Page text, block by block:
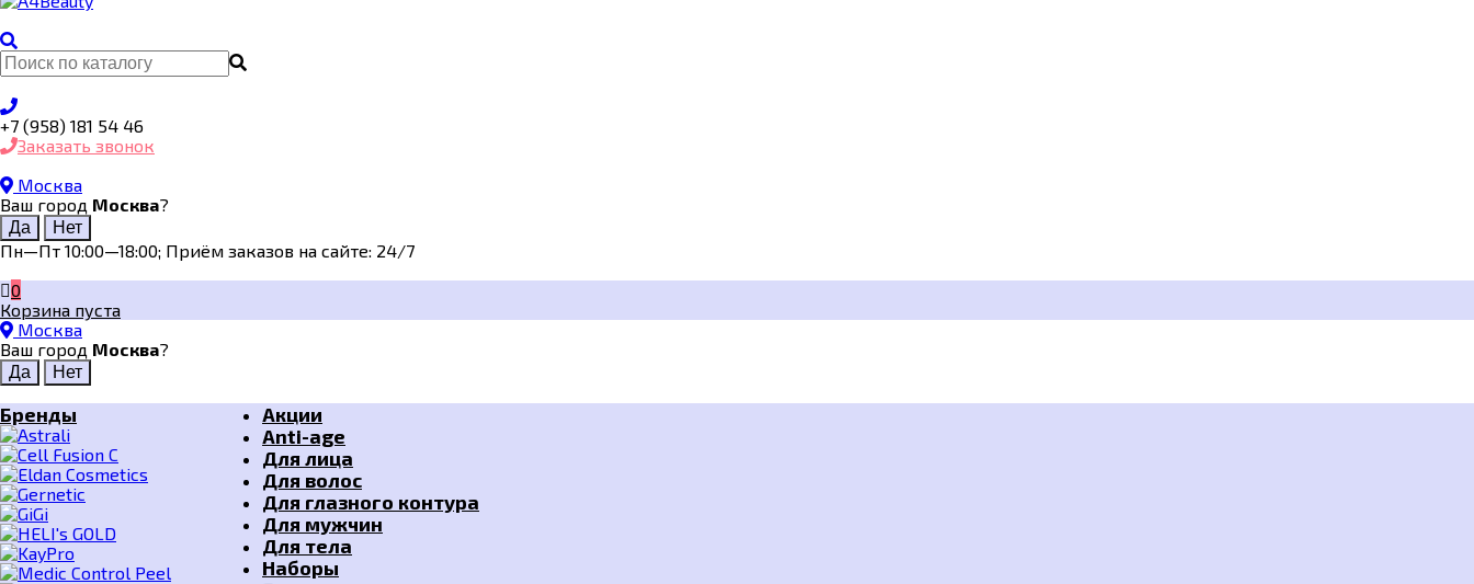
+7 (958) 181 54 46
Заказать звонок
Москва
Ваш город Москва?
Пн—Пт 10:00—18:00; Приём заказов на сайте: 24/7
0
Корзина пуста
Москва
Ваш город Москва?
Бренды
Акции
Anti-age
Для лица
Для волос
Для глазного контура
Для мужчин
Для тела
Наборы